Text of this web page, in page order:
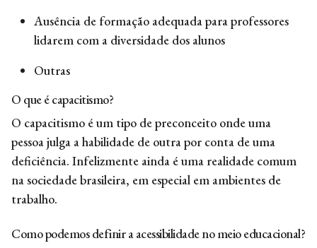
Ausência de formação adequada para professores
lidarem com a diversidade dos alunos
Outras
O que é capacitismo?
O capacitismo é um tipo de preconceito onde uma
pessoa julga a habilidade de outra por conta de uma
deficiência. Infelizmente ainda é uma realidade comum
na sociedade brasileira, em especial em ambientes de
trabalho.
Como podemos definir a acessibilidade no meio educacional?